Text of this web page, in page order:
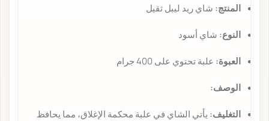
المنتج: شاي ريد ليبل ثقيل
النوع: شاي أسود
العبوة: علبة تحتوي على 400 جرام
الوصف:
التغليف: يأتي الشاي في علبة محكمة الإغلاق، مما يحافظ